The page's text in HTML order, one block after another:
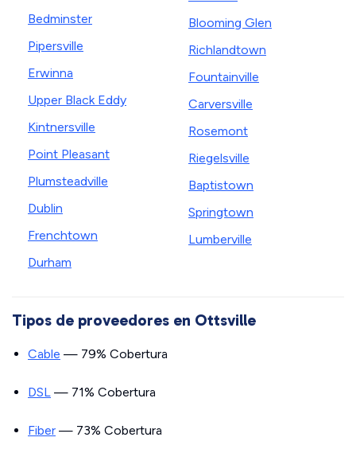
Bedminster
Pipersville
Erwinna
Upper Black Eddy
Kintnersville
Point Pleasant
Plumsteadville
Dublin
Frenchtown
Durham
Blooming Glen
Richlandtown
Fountainville
Carversville
Rosemont
Riegelsville
Baptistown
Springtown
Lumberville
Tipos de proveedores en Ottsville
Cable — 79% Cobertura
DSL — 71% Cobertura
Fiber — 73% Cobertura